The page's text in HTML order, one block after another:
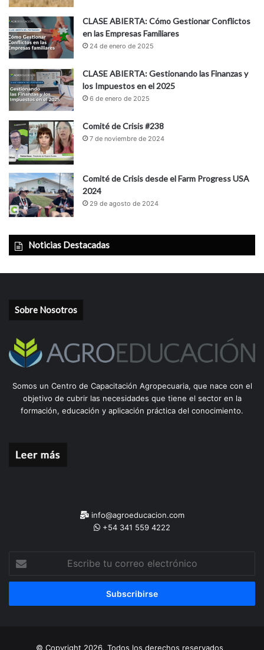
CLASE ABIERTA: Cómo Gestionar Conflictos
en las Empresas Familiares
24 de enero de 2025
CLASE ABIERTA: Gestionando las Finanzas y
los Impuestos en el 2025
6 de enero de 2025
Comité de Crisis #238
7 de noviembre de 2024
Comité de Crisis desde el Farm Progress USA
2024
29 de agosto de 2024
Noticias Destacadas
Sobre Nosotros
Somos un Centro de Capacitación Agropecuaria, que nace con el
objetivo de cubrir las necesidades que tiene el sector en la
formación, educación y aplicación práctica del conocimiento.
info@agroeducacion.com
+54 341 559 4222
correo
© Copyright 2026, Todos los derechos reservados